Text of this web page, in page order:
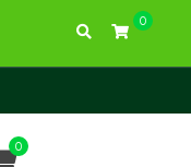
Quận 10, Tp.HCM
0
0